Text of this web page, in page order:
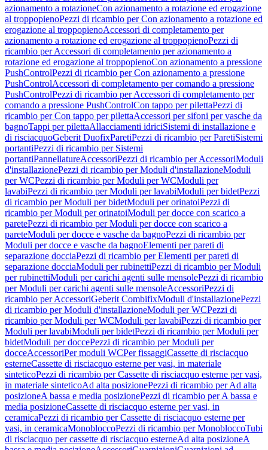
azionamento a rotazioneCon azionamento a rotazione ed erogazione
al troppopienoPezzi di ricambio per Con azionamento a rotazione ed
erogazione al troppopienoAccessori di completamento per
azionamento a rotazione ed erogazione al troppopienoPezzi di
ricambio per Accessori di completamento per azionamento a
rotazione ed erogazione al troppopienoCon azionamento a pressione
PushControlPezzi di ricambio per Con azionamento a pressione
PushControlAccessori di completamento per comando a pressione
PushControlPezzi di ricambio per Accessori di completamento per
comando a pressione PushControlCon tappo per pilettaPezzi di
ricambio per Con tappo per pilettaAccessori per sifoni per vasche da
bagnoTappi per pilettaAllacciamenti idriciSistemi di installazione e
di risciacquoGeberit DuofixParetiPezzi di ricambio per ParetiSistemi
portantiPezzi di ricambio per Sistemi
portantiPannellatureAccessoriPezzi di ricambio per AccessoriModuli
d'installazionePezzi di ricambio per Moduli d'installazioneModuli
per WCPezzi di ricambio per Moduli per WCModuli per
lavabiPezzi di ricambio per Moduli per lavabiModuli per bidetPezzi
di ricambio per Moduli per bidetModuli per orinatoiPezzi di
ricambio per Moduli per orinatoiModuli per docce con scarico a
paretePezzi di ricambio per Moduli per docce con scarico a
pareteModuli per docce e vasche da bagnoPezzi di ricambio per
Moduli per docce e vasche da bagnoElementi per pareti di
separazione docciaPezzi di ricambio per Elementi per pareti di
separazione docciaModuli per rubinettiPezzi di ricambio per Moduli
per rubinettiModuli per carichi agenti sulle mensolePezzi di ricambio
per Moduli per carichi agenti sulle mensoleAccessoriPezzi di
ricambio per AccessoriGeberit CombifixModuli d'installazionePezzi
di ricambio per Moduli d'installazioneModuli per WCPezzi di
ricambio per Moduli per WCModuli per lavabiPezzi di ricambio per
Moduli per lavabiModuli per bidetPezzi di ricambio per Moduli per
bidetModuli per doccePezzi di ricambio per Moduli per
docceAccessoriPer moduli WCPer fissaggiCassette di risciacquo
esterneCassette di risciacquo esterne per vasi, in materiale
sinteticoPezzi di ricambio per Cassette di risciacquo esterne per vasi,
in materiale sinteticoAd alta posizionePezzi di ricambio per Ad alta
posizioneA bassa e media posizionePezzi di ricambio per A bassa e
media posizioneCassette di risciacquo esterne per vasi, in
ceramicaPezzi di ricambio per Cassette di risciacquo esterne per
vasi, in ceramicaMonobloccoPezzi di ricambio per MonobloccoTubi
di risciacquo per cassette di risciacquo esterneAd alta posizioneA